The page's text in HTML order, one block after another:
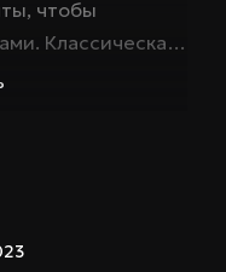
чтобы
Классическая
USG «Ишимура»,